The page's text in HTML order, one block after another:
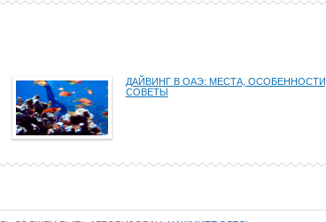
ДАЙВИНГ В ОАЭ: МЕСТА, ОСОБЕННОСТИ,
СОВЕТЫ